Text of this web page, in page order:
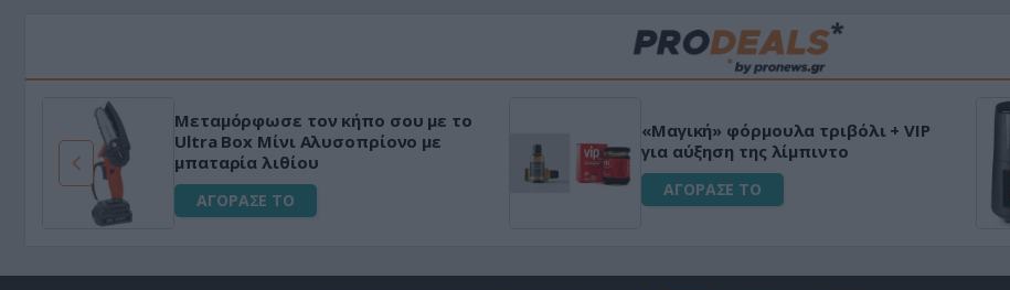
Μεταμόρφωσε τον κήπο σου με το
Ultra Box Μίνι Αλυσοπρίονο με
μπαταρία λιθίου
ΑΓΟΡΑΣΕ ΤΟ
«Μαγική» φόρμουλα τριβόλι + VIP
για αύξηση της λίμπιντο
ΑΓΟΡΑΣΕ ΤΟ